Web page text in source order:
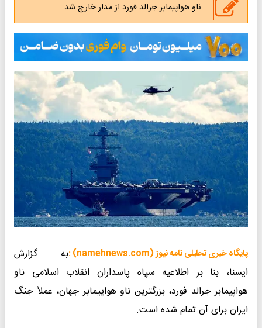
ناو هواپیمابر جرالد فورد از مدار خارج شد
پایگاه خبری تحلیلی نامه نیوز (namehnews.com) :
به گزارش
ایسنا، بنا بر اطلاعیه سپاه پاسداران انقلاب اسلامی ناو
هواپیمابر جرالد فورد، بزرگترین ناو هواپیمابر جهان، عملاً جنگ
ایران برای آن تمام شده است.